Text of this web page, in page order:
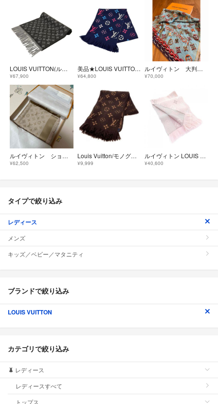
LOUIS VUITTON(ルイヴィトン) マフラー エシャルプ・モノグラム グラディエント M71607 ノワール ウール、カシミヤ
¥67,900
美品★LOUIS VUITTON ルイヴィトン M70899 エシャルプ ロゴマニア ウール シルク混 レインボー フリンジ マフラー イタリア製 正規品
¥64,800
ルイヴィトン 大判 ストール
¥70,000
ルイヴィトン ショール モノグラム ストール LOUIS VUITTON 新品
¥62,500
Louis Vuitton/モノグラム/マフラー
¥9,999
ルイヴィトン LOUIS VUITTON M73057 MUFFLER
¥40,600
タイプで絞り込み
レディース
メンズ
キッズ／ベビー／マタニティ
ブランドで絞り込み
LOUIS VUITTON
カテゴリで絞り込み
レディース
レディースすべて
トップス